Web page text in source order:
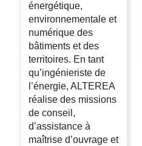
énergétique,
environnementale et
numérique des
bâtiments et des
territoires. En tant
qu’ingénieriste de
l’énergie, ALTEREA
réalise des missions
de conseil,
d’assistance à
maîtrise d’ouvrage et